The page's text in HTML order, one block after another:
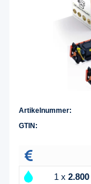
Artikelnummer:
GTIN:
1 x 2.800